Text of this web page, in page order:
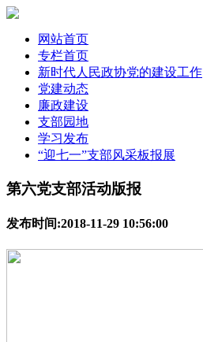
网站首页
专栏首页
新时代人民政协党的建设工作
党建动态
廉政建设
支部园地
学习发布
“迎七一”支部风采板报展
第六党支部活动版报
发布时间:2018-11-29 10:56:00